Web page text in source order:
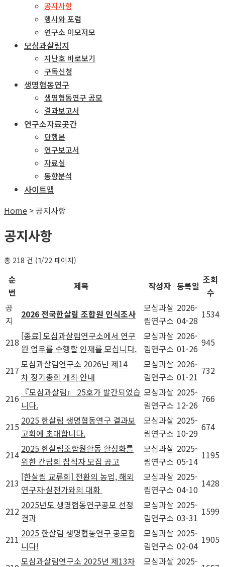
공지사항
행사와 포럼
연구소 이모저모
모심과살림지
지난호 바로보기
구독신청
생명협동연구
생명협동연구 공모
결과보고서
연구소자료곳간
단행본
연구보고서
자료실
동향분석
사이트맵
Home >공지사항
공지사항
총 218 건 (1/22 페이지)
순
번
제목 작성자 등록일
조회
수
공
지
2026 전국한살림 조합원 인식조사
모심과살
림연구소
2026-
04-28
1534
218
[종료] 모심과살림연구소에서 연구
원 업무를 수행할 인재를 모십니다.
모심과살
림연구소
2026-
01-26
945
217
모심과살림연구소 2026년 제14
차 정기총회 개최 안내
모심과살
림연구소
2026-
01-21
732
216
『모심과살림』 25호가 발간되었습
니다.
모심과살
림연구소
2025-
12-26
766
215
2025 한살림 생명협동연구 결과보
고회에 초대합니다.
모심과살
림연구소
2025-
10-29
674
214
2025 한살림조합원활동 활성화를
위한 간담회 참석자 모집 공고
모심과살
림연구소
2025-
05-14
1195
213
[한살림 교류회] 전환의 농업, 해외
연구자·실천가와의 대화
모심과살
림연구소
2025-
04-10
1428
212
2025년도 생명협동연구공모 선정
결과
모심과살
림연구소
2025-
03-31
1599
211
2025 한살림 생명협동연구 공모합
니다!
모심과살
림연구소
2025-
02-04
1905
모심과살림연구소 2025년 제13차 모심과살 2025-